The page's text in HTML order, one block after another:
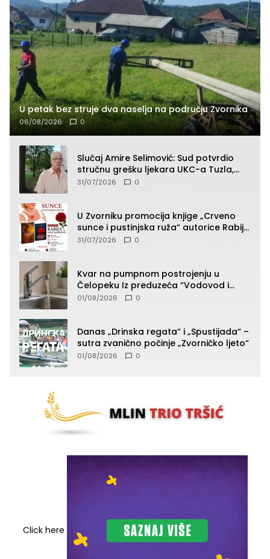
U petak bez struje dva naselja na području Zvornika
06/08/2026 0
Slučaj Amire Selimović: Sud potvrdio
stručnu grešku ljekara UKC-a Tuzla,
presudan dokaz ostala obdukcija
31/07/2026 0
U Zvorniku promocija knjige „Crveno
sunce i pustinjska ruža“ autorice Rabije
Avdić-Hamidović
31/07/2026 0
Kvar na pumpnom postrojenju u
Čelopeku Iz preduzeća “Vodovod i
komunalije”
01/08/2026 0
Danas „Drinska regata“ i „Spustijada“ –
sutra zvanično počinje „Zvorničko ljeto“
01/08/2026 0
Click here